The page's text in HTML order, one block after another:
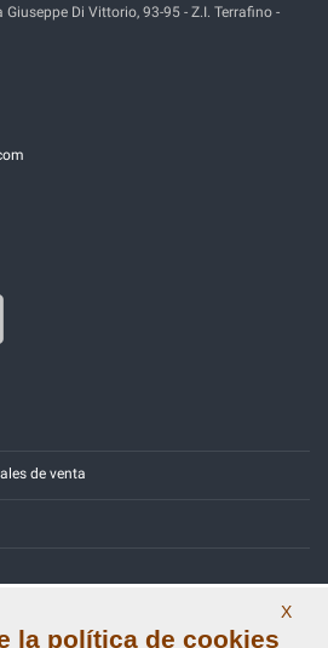
Giuseppe Di Vittorio, 93-95 - Z.I. Terrafino -
de venta
X
la política de cookies